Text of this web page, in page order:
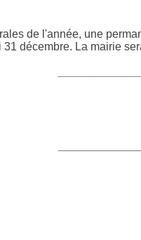
de l'année, une
31 décembre. La mairie